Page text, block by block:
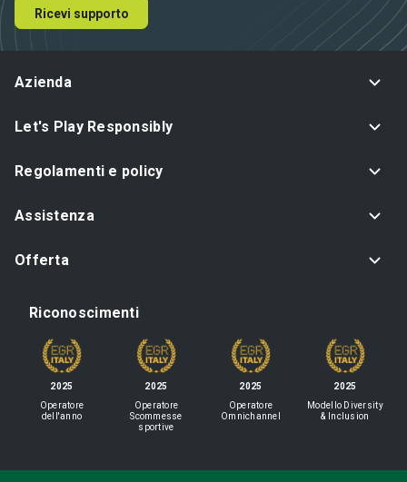
Ricevi supporto
Azienda
Let's Play Responsibly
Regolamenti e policy
Assistenza
Offerta
Riconoscimenti
2025
Operatore
dell'anno
2025
Operatore
Scommesse
sportive
2025
Operatore
Omnichannel
2025
Modello Diversity
& Inclusion